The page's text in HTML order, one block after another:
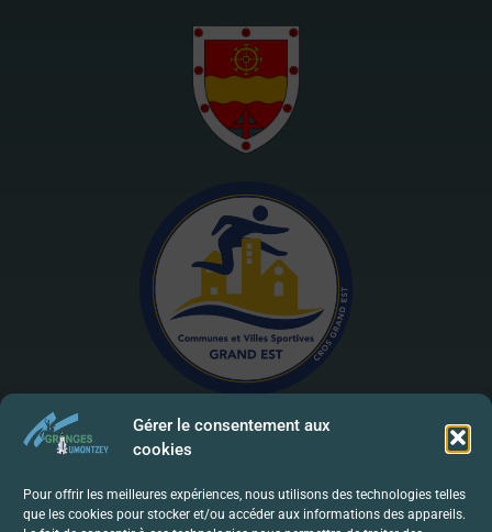
Gérer le consentement aux
cookies
Pour offrir les meilleures expériences, nous utilisons des technologies telles
que les cookies pour stocker et/ou accéder aux informations des appareils.
Mentions Légales | RGPD